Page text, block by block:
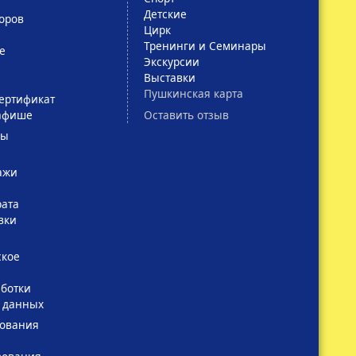
данных
Детские
Цирк
Тренинги и Семинары
Экскурсии
Выставки
Пушкинская карта
Оставить отзыв